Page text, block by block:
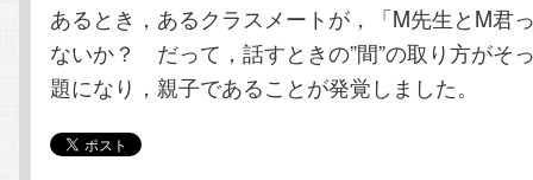
あるとき，あるクラスメートが，「M先生とM君
ないか？ だって，話すときの”間”の取り方がそ
題になり，親子であることが発覚しました。